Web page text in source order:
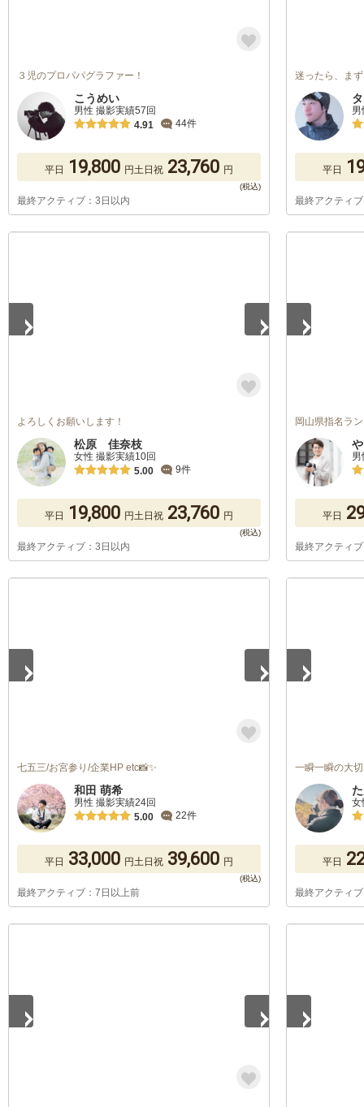
３児のプロパパグラファー！
こうめい
男性 撮影実績57回
4.91
44件
平日 19,800 円土日祝 23,760 円
最終アクティブ：3日以内
迷ったら、ま
平日
最終アクティ
よろしくお願いします！
松原 佳奈枝
女性 撮影実績10回
5.00
9件
平日 19,800 円土日祝 23,760 円
最終アクティブ：3日以内
岡山県指名ラ
平日
最終アクティ
七五三/お宮参り/企業HP etc📸✨
和田 萌希
男性 撮影実績24回
5.00
22件
平日 33,000 円土日祝 39,600 円
最終アクティブ：7日以上前
一瞬一瞬の大
女
平日
最終アクティ